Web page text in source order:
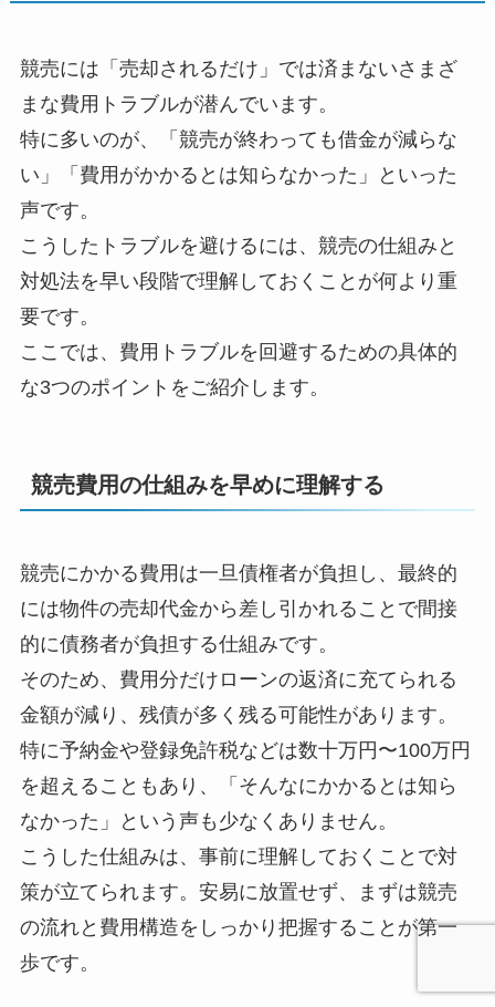
競売には「売却されるだけ」では済まないさまざ
まな費用トラブルが潜んでいます。
特に多いのが、「競売が終わっても借金が減らな
い」「費用がかかるとは知らなかった」といった
声です。
こうしたトラブルを避けるには、競売の仕組みと
対処法を早い段階で理解しておくことが何より重
要です。
ここでは、費用トラブルを回避するための具体的
な3つのポイントをご紹介します。
競売費用の仕組みを早めに理解する
競売にかかる費用は一旦債権者が負担し、最終的
には物件の売却代金から差し引かれることで間接
的に債務者が負担する仕組みです。
そのため、費用分だけローンの返済に充てられる
金額が減り、残債が多く残る可能性があります。
特に予納金や登録免許税などは数十万円〜100万円
を超えることもあり、「そんなにかかるとは知ら
なかった」という声も少なくありません。
こうした仕組みは、事前に理解しておくことで対
策が立てられます。安易に放置せず、まずは競売
の流れと費用構造をしっかり把握することが第一
歩です。